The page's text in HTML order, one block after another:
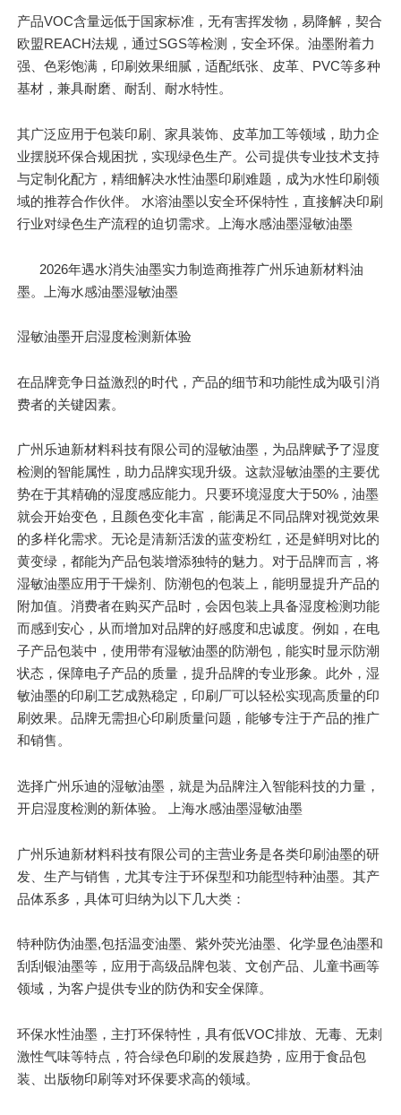
产品VOC含量远低于国家标准，无有害挥发物，易降解，契合
欧盟REACH法规，通过SGS等检测，安全环保。油墨附着力
强、色彩饱满，印刷效果细腻，适配纸张、皮革、PVC等多种
基材，兼具耐磨、耐刮、耐水特性。
其广泛应用于包装印刷、家具装饰、皮革加工等领域，助力企
业摆脱环保合规困扰，实现绿色生产。公司提供专业技术支持
与定制化配方，精细解决水性油墨印刷难题，成为水性印刷领
域的推荐合作伙伴。 水溶油墨以安全环保特性，直接解决印刷
行业对绿色生产流程的迫切需求。上海水感油墨湿敏油墨
2026年遇水消失油墨实力制造商推荐广州乐迪新材料油
墨。上海水感油墨湿敏油墨
湿敏油墨开启湿度检测新体验
在品牌竞争日益激烈的时代 ，产品的细节和功能性成为吸引消
费者的关键因素。
广州乐迪新材料科技有限公司的湿敏油墨，为品牌赋予了湿度
检测的智能属性，助力品牌实现升级。这款湿敏油墨的主要优
势在于其精确的湿度感应能力。只要环境湿度大于50%，油墨
就会开始变色，且颜色变化丰富，能满足不同品牌对视觉效果
的多样化需求。无论是清新活泼的蓝变粉红，还是鲜明对比的
黄变绿，都能为产品包装增添独特的魅力。对于品牌而言，将
湿敏油墨应用于干燥剂、防潮包的包装上，能明显提升产品的
附加值。消费者在购买产品时，会因包装上具备湿度检测功能
而感到安心，从而增加对品牌的好感度和忠诚度。例如，在电
子产品包装中，使用带有湿敏油墨的防潮包，能实时显示防潮
状态，保障电子产品的质量，提升品牌的专业形象。此外，湿
敏油墨的印刷工艺成熟稳定，印刷厂可以轻松实现高质量的印
刷效果。品牌无需担心印刷质量问题，能够专注于产品的推广
和销售。
选择广州乐迪的湿敏油墨，就是为品牌注入智能科技的力量，
开启湿度检测的新体验。 上海水感油墨湿敏油墨
广州乐迪新材料科技有限公司的主营业务是各类印刷油墨的研
发、生产与销售，尤其专注于环保型和功能型特种油墨。其产
品体系多，具体可归纳为以下几大类：
特种防伪油墨,包括温变油墨、紫外荧光油墨、化学显色油墨和
刮刮银油墨等，应用于高级品牌包装、文创产品、儿童书画等
领域，为客户提供专业的防伪和安全保障。
环保水性油墨，主打环保特性，具有低VOC排放、无毒、无刺
激性气味等特点，符合绿色印刷的发展趋势，应用于食品包
装、出版物印刷等对环保要求高的领域。